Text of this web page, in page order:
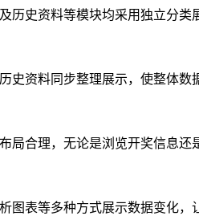
历史资料等模块均采用独立分类
史资料同步整理展示，使整体数
局合理，无论是浏览开奖信息还
图表等多种方式展示数据变化